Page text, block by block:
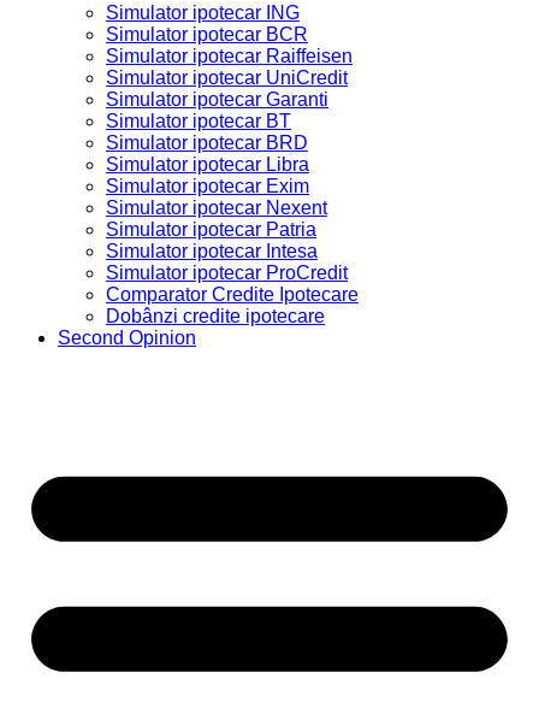
Simulator ipotecar ING
Simulator ipotecar BCR
Simulator ipotecar Raiffeisen
Simulator ipotecar UniCredit
Simulator ipotecar Garanti
Simulator ipotecar BT
Simulator ipotecar BRD
Simulator ipotecar Libra
Simulator ipotecar Exim
Simulator ipotecar Nexent
Simulator ipotecar Patria
Simulator ipotecar Intesa
Simulator ipotecar ProCredit
Comparator Credite Ipotecare
Dobânzi credite ipotecare
Second Opinion